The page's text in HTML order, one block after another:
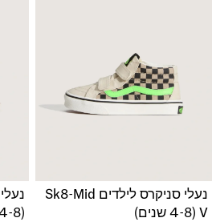
נעלי סניקרס לילדים Sk8-Mid
V (4-8 שנים)
(4-8 שנים)